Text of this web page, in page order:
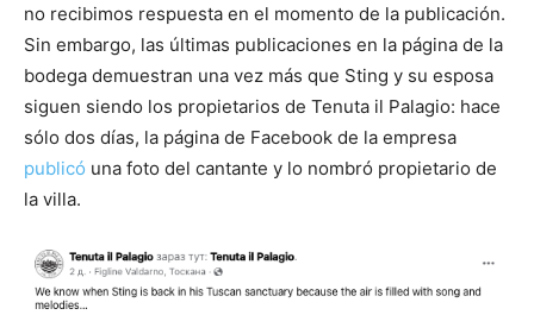
no recibimos respuesta en el momento de la publicación.
Sin embargo, las últimas publicaciones en la página de la
bodega demuestran una vez más que Sting y su esposa
siguen siendo los propietarios de Tenuta il Palagio: hace
sólo dos días, la página de Facebook de la empresa
publicó una foto del cantante y lo nombró propietario de
la villa.